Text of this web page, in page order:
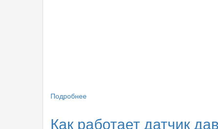
Подробнее
установки
Как работает датчик